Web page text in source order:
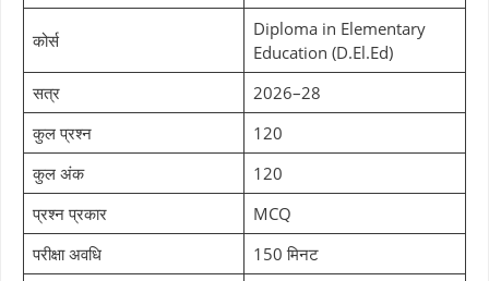
कोर्स
Diploma in Elementary
Education (D.El.Ed)
सत्र
2026–28
कुल प्रश्न
120
कुल अंक
120
प्रश्न प्रकार
MCQ
परीक्षा अवधि
150 मिनट